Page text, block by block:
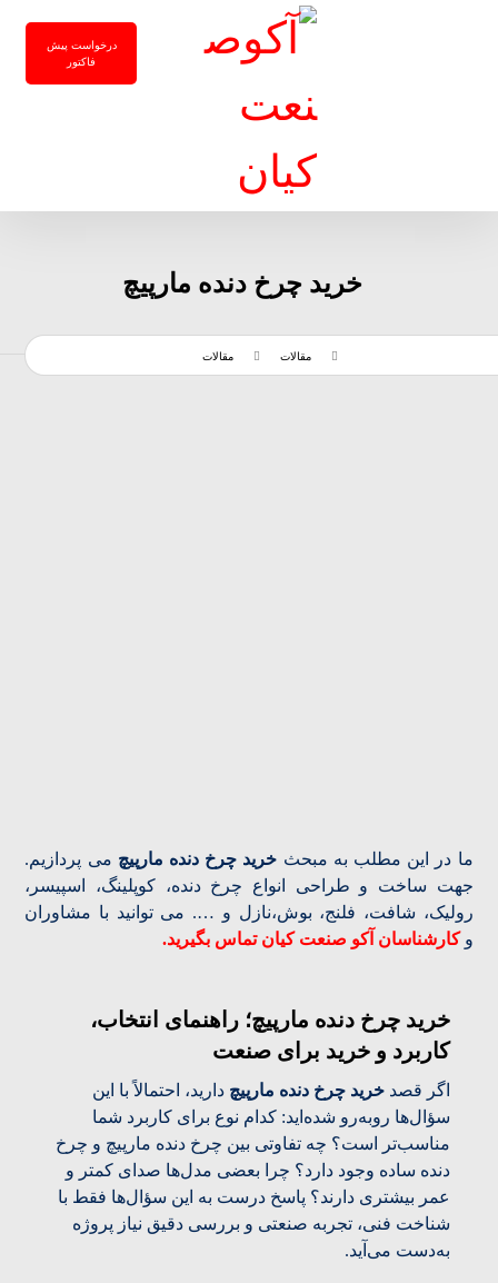
درخواست پیش
فاکتور
خرید چرخ دنده مارپیچ
مقالات مقالات
ما در این مطلب به مبحث خرید چرخ دنده مارپیچ می پردازیم.
جهت ساخت و طراحی انواع چرخ دنده، کوپلینگ، اسپیسر،
رولیک، شافت، فلنج، بوش،نازل و …. می توانید با مشاوران
وکارشناسان آکو صنعت کیان تماس بگیرید.
خرید چرخ دنده مارپیچ؛ راهنمای انتخاب،
کاربرد و خرید برای صنعت
اگر قصد خرید چرخ دنده مارپیچ دارید، احتمالاً با این
سؤال‌ها روبه‌رو شده‌اید: کدام نوع برای کاربرد شما
مناسب‌تر است؟ چه تفاوتی بین چرخ دنده مارپیچ و چرخ
دنده ساده وجود دارد؟ چرا بعضی مدل‌ها صدای کمتر و
عمر بیشتری دارند؟ پاسخ درست به این سؤال‌ها فقط با
شناخت فنی، تجربه صنعتی و بررسی دقیق نیاز پروژه
به‌دست می‌آید.